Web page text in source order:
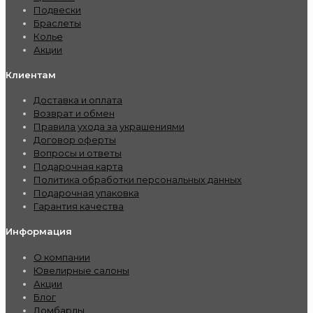
Подвески
Браслеты
Колье
Акции
Клиентам
Доставка и оплата
Возврат и обмен
Правила ухода за украшениями
Договор оферты
Вопросы и ответы
Подарочная карта
Политика обработки персональных данных
Подарочная упаковка
Гарантия качества
Информация
О компании
Ювелирные салоны
Акции
Блог
Ломбарды